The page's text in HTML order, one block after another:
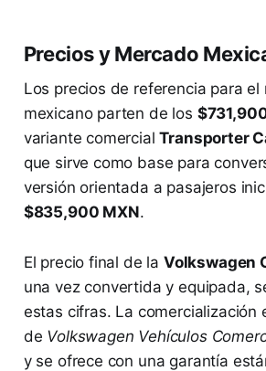
Precios y Mercado
Los precios de referencia para el
mexicano parten de los
variante comercialTransporter
que sirve como base para
versión orientada a pasajeros
$835,900 MXN.
El precio final de la Volkswagen
una vez convertida y equipada,
estas cifras. La comercialización
de Volkswagen Vehículos
y se ofrece con una garantía